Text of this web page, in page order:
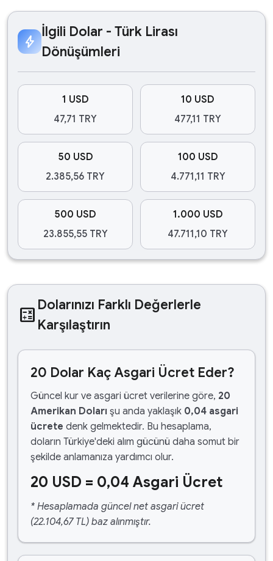
bolt
İlgili Dolar - Türk Lirası
Dönüşümleri
1 USD
47,71 TRY
10 USD
477,11 TRY
50 USD
2.385,56 TRY
100 USD
4.771,11 TRY
500 USD
23.855,55 TRY
1.000 USD
47.711,10 TRY
calculate Dolarınızı Farklı Değerlerle
Karşılaştırın
20 Dolar Kaç Asgari Ücret Eder?
Güncel kur ve asgari ücret verilerine göre, 20
Amerikan Doları şu anda yaklaşık 0,04 asgari
ücrete denk gelmektedir. Bu hesaplama,
doların Türkiye'deki alım gücünü daha somut bir
şekilde anlamanıza yardımcı olur.
20 USD = 0,04 Asgari Ücret
* Hesaplamada güncel net asgari ücret
(22.104,67 TL) baz alınmıştır.